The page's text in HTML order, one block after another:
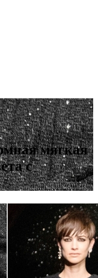
мягкая
с